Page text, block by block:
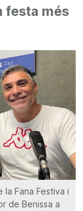
festa més
Fana Festiva i
de Benissa a